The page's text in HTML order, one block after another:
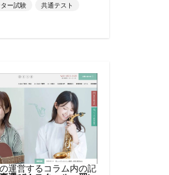
ー試験
共通テスト
の運営するコラム内の記